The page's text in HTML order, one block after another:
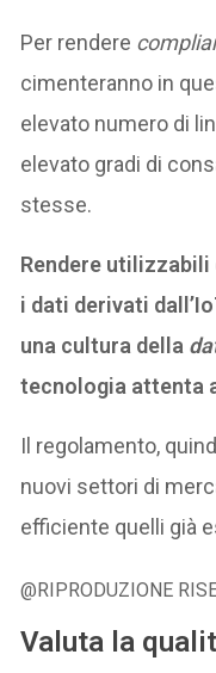
Per rendere
cimenteranno in
elevato numero di
elevato gradi di
stesse.
Rendere
i dati derivati
una cultura della
tecnologia attenta
Il regolamento,
nuovi settori di
efficiente quelli già
@RIPRODUZIONE
Valuta la